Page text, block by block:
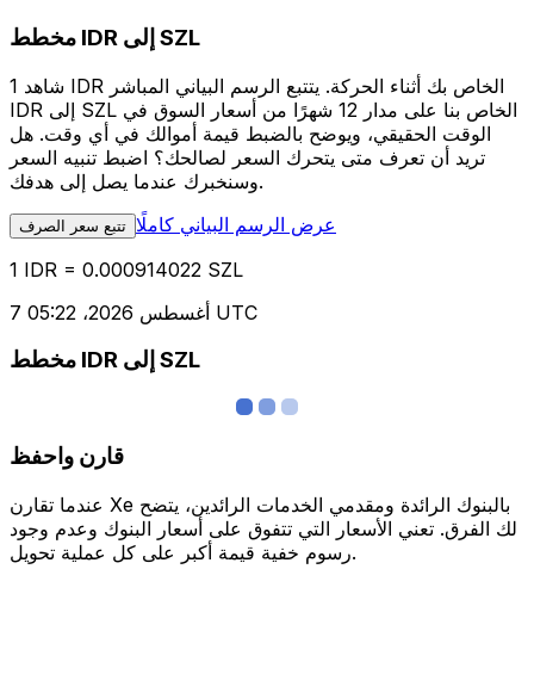
مخطط IDR إلى SZL
شاهد 1 IDR الخاص بك أثناء الحركة. يتتبع الرسم البياني المباشر
IDR إلى SZL الخاص بنا على مدار 12 شهرًا من أسعار السوق في
الوقت الحقيقي، ويوضح بالضبط قيمة أموالك في أي وقت. هل
تريد أن تعرف متى يتحرك السعر لصالحك؟ اضبط تنبيه السعر
وسنخبرك عندما يصل إلى هدفك.
تتبع سعر الصرف عرض الرسم البياني كاملًا
1 IDR = 0.000914022 SZL
7 أغسطس 2026، 05:22 UTC
مخطط IDR إلى SZL
قارن واحفظ
عندما تقارن Xe بالبنوك الرائدة ومقدمي الخدمات الرائدين، يتضح
لك الفرق. تعني الأسعار التي تتفوق على أسعار البنوك وعدم وجود
رسوم خفية قيمة أكبر على كل عملية تحويل.